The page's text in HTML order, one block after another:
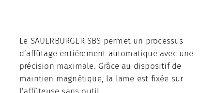
Le SAUERBURGER SBS permet un processus
d’affûtage entièrement automatique avec une
précision maximale. Grâce au dispositif de
maintien magnétique, la lame est fixée sur